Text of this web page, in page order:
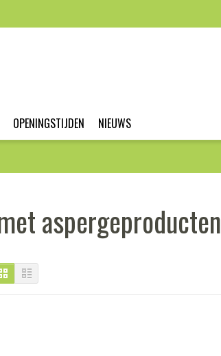
OPENINGSTIJDEN NIEUWS
aspergeproducten